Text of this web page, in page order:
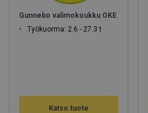
Gunnebo valimokoukku OKE
Työkuorma: 2.6 - 27.3 t
Katso tuote